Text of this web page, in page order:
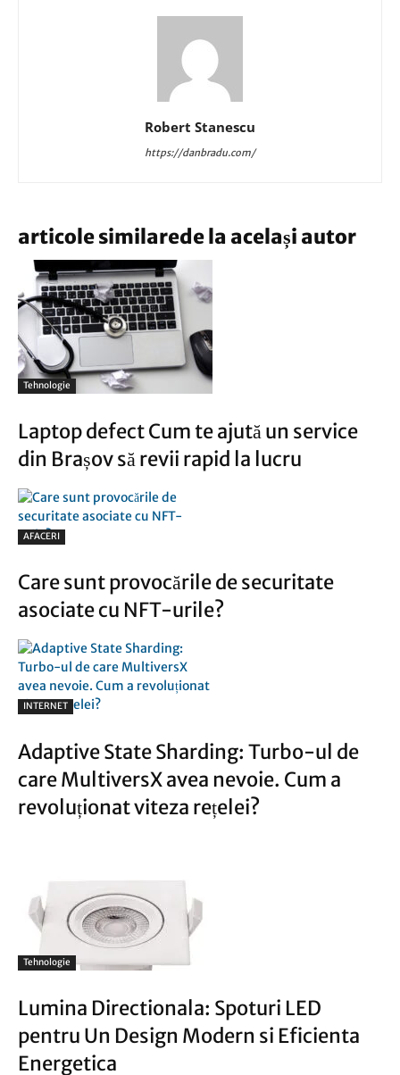
Robert Stanescu
https://danbradu.com/
articole similarede la același autor
Tehnologie
Laptop defect Cum te ajută un service
din Brașov să revii rapid la lucru
AFACERI
Care sunt provocările de securitate
asociate cu NFT-urile?
INTERNET
Adaptive State Sharding: Turbo-ul de
care MultiversX avea nevoie. Cum a
revoluționat viteza rețelei?
Tehnologie
Lumina Directionala: Spoturi LED
pentru Un Design Modern si Eficienta
Energetica